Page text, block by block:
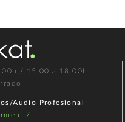
/ 15.00 a 18.00h
Audio Profesional
7